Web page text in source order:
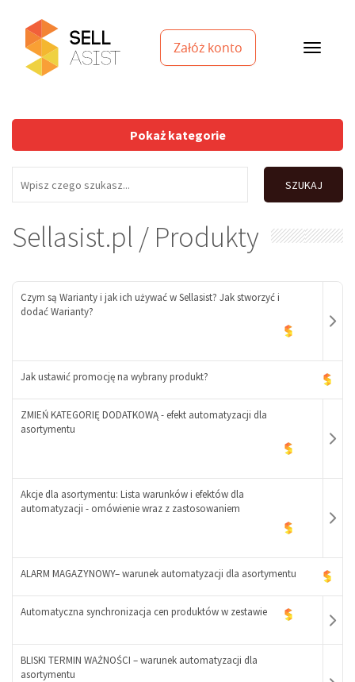
Załóż konto
Pokaż kategorie
SZUKAJ
Sellasist.pl / Produkty
Czym są Warianty i jak ich używać w Sellasist? Jak stworzyć i
dodać Warianty?
-
Jak ustawić promocję na wybrany produkt?
ZMIEŃ KATEGORIĘ DODATKOWĄ - efekt automatyzacji dla
asortymentu
+
Akcje dla asortymentu: Lista warunków i efektów dla
automatyzacji - omówienie wraz z zastosowaniem
+
ALARM MAGAZYNOWY– warunek automatyzacji dla asortymentu
Automatyczna synchronizacja cen produktów w zestawie
BLISKI TERMIN WAŻNOŚCI – warunek automatyzacji dla
asortymentu